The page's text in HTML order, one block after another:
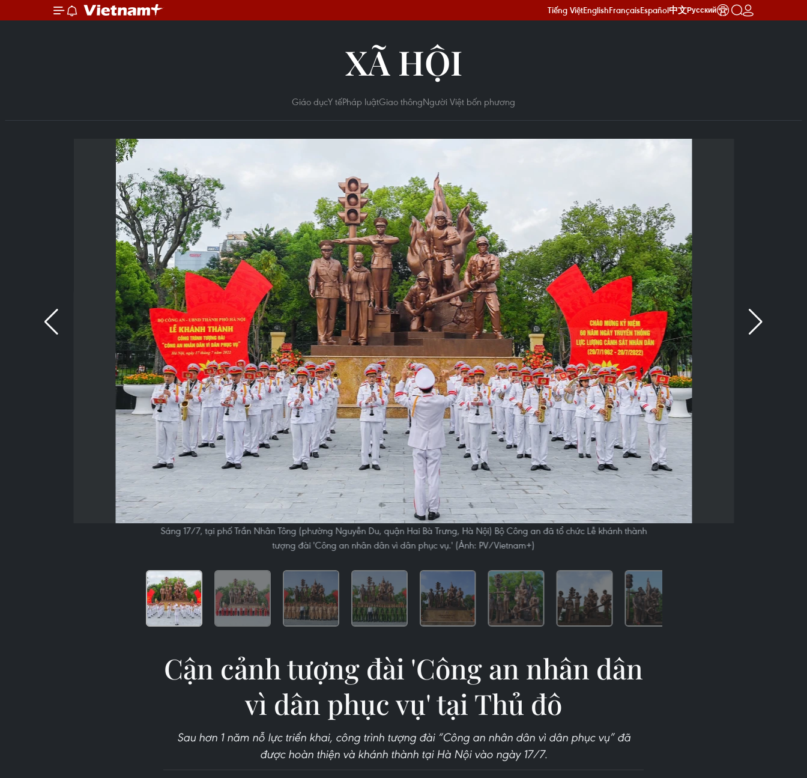
Tiếng ViệtEnglishFrançaisEspañol中文Русский
XÃ HỘI
Giáo dụcY tếPháp luậtGiao thôngNgười Việt bốn phương
Sáng 17/7, tại phố Trần Nhân Tông (phường Nguyễn Du, quận Hai Bà Trưng, Hà Nội) Bộ Công an đã tổ chức Lễ khánh thành
tượng đài 'Công an nhân dân vì dân phục vụ.' (Ảnh: PV/Vietnam+)
Cận cảnh tượng đài 'Công an nhân dân
vì dân phục vụ' tại Thủ đô
Sau hơn 1 năm nỗ lực triển khai, công trình tượng đài “Công an nhân dân vì dân phục vụ” đã
được hoàn thiện và khánh thành tại Hà Nội vào ngày 17/7.